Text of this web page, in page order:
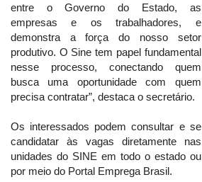
entre o Governo do Estado, as
empresas e os trabalhadores, e
demonstra a força do nosso setor
produtivo. O Sine tem papel fundamental
nesse processo, conectando quem
busca uma oportunidade com quem
precisa contratar”, destaca o secretário.
Os interessados podem consultar e se
candidatar às vagas diretamente nas
unidades do SINE em todo o estado ou
por meio do Portal Emprega Brasil.